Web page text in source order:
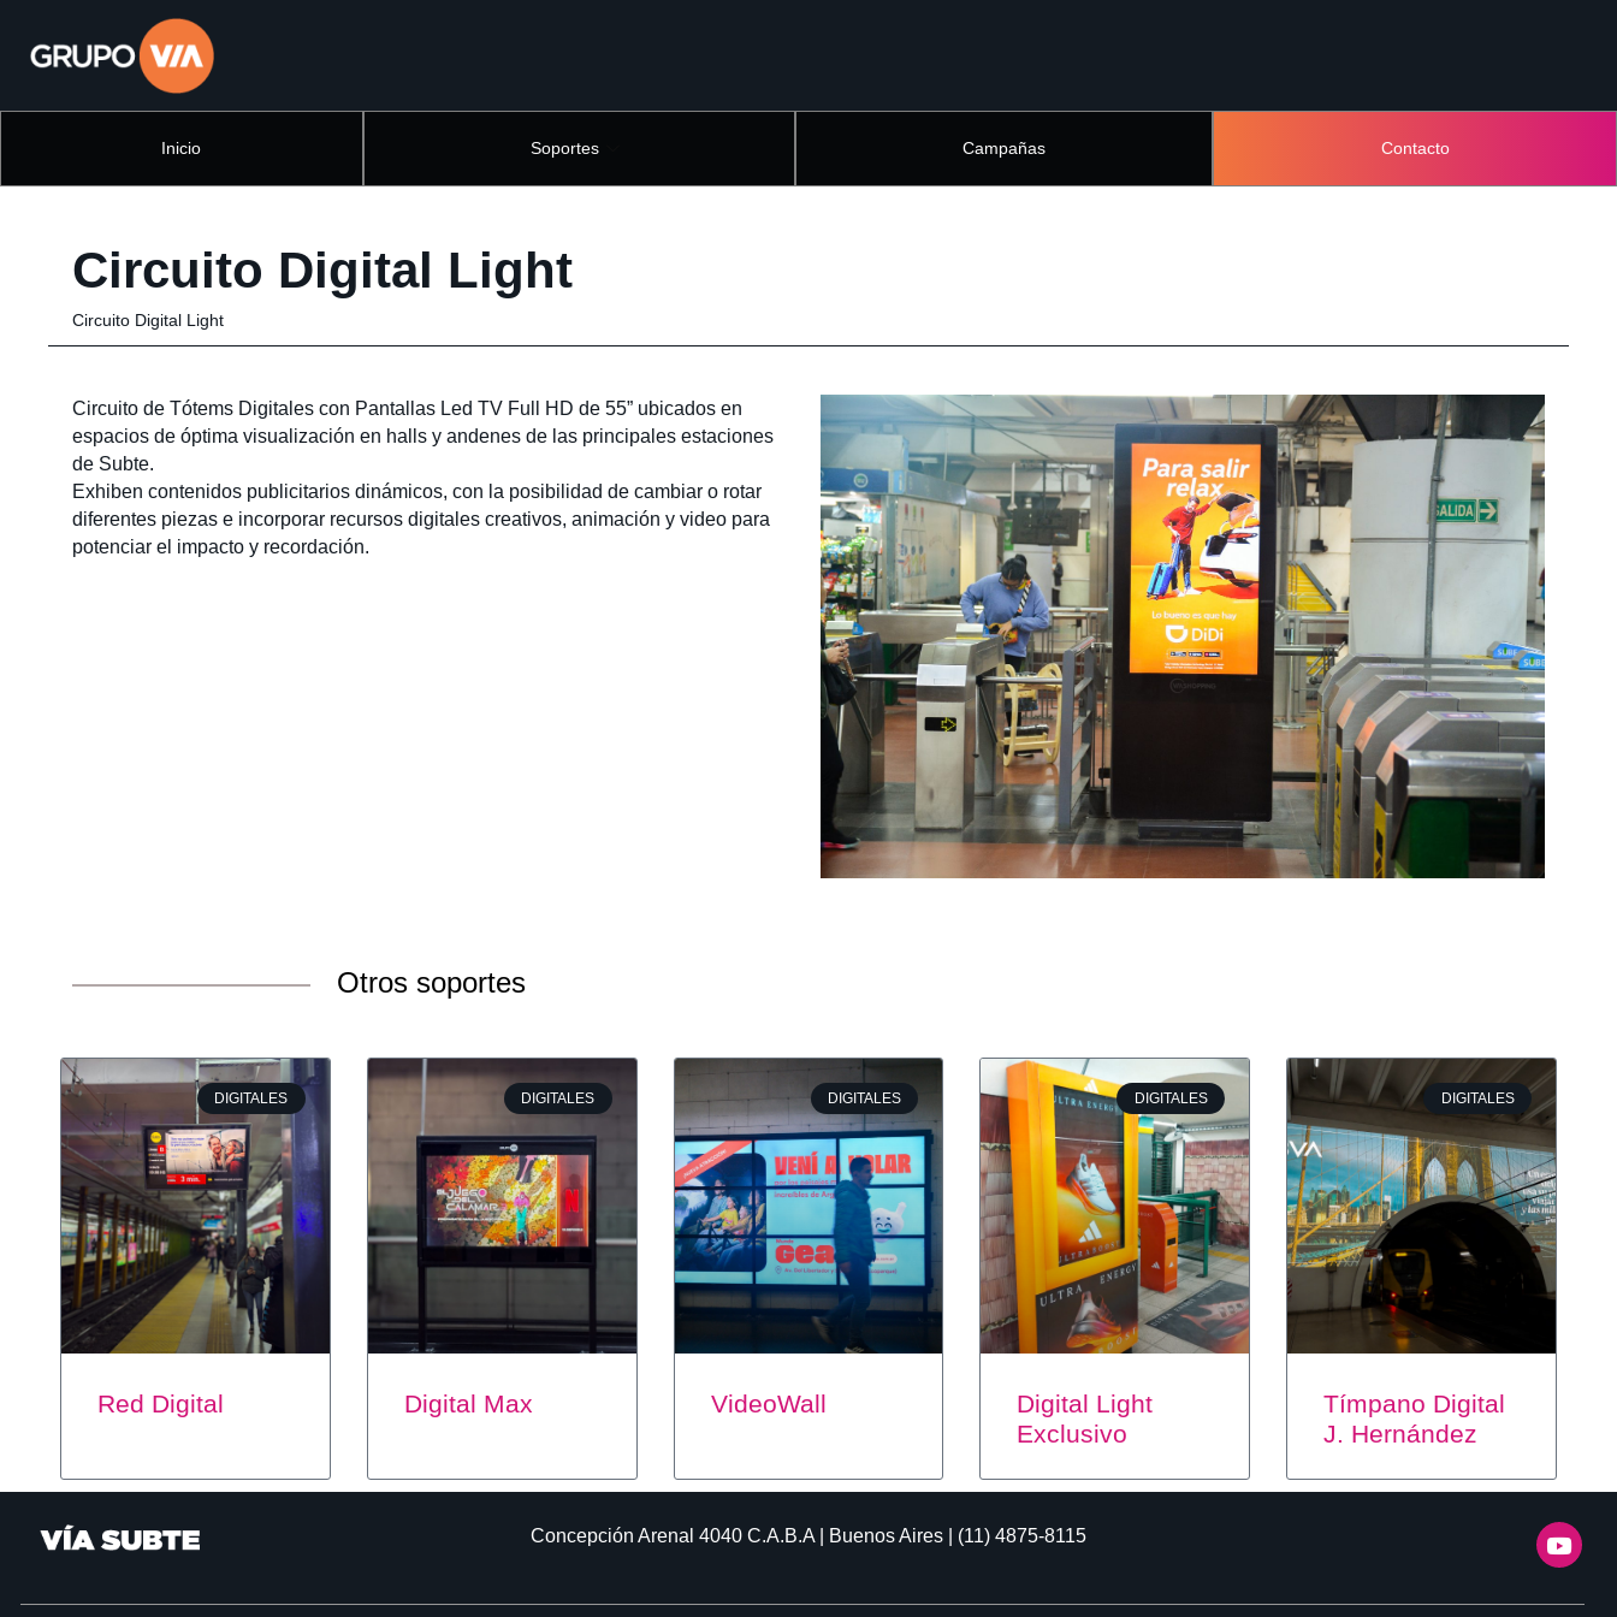
Inicio Soportes Campañas Contacto
Circuito Digital Light
Circuito Digital Light
Circuito de Tótems Digitales con Pantallas Led TV Full HD de 55” ubicados en
espacios de óptima visualización en halls y andenes de las principales estaciones
de Subte.
Exhiben contenidos publicitarios dinámicos, con la posibilidad de cambiar o rotar
diferentes piezas e incorporar recursos digitales creativos, animación y video para
potenciar el impacto y recordación.
Otros soportes
DIGITALES
Red Digital
DIGITALES
Digital Max
DIGITALES
VideoWall
DIGITALES
Digital Light
Exclusivo
DIGITALES
Tímpano Digital
J. Hernández
Concepción Arenal 4040C.A.B.A | Buenos Aires | (11) 4875-8115